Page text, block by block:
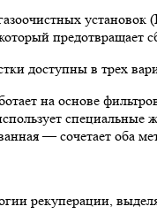
предотвращает
доступны в трех
на основе
специальные
— сочетает оба
рекуперации,